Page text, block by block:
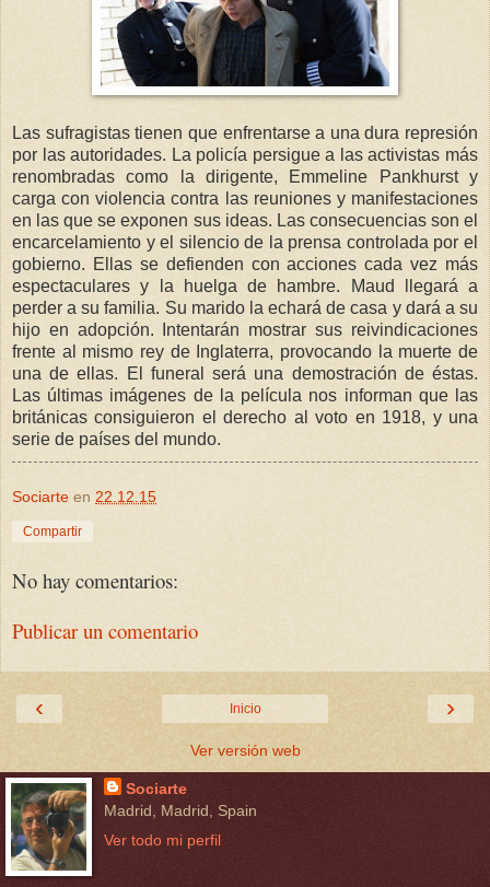
Las sufragistas tienen que enfrentarse a una dura represión
por las autoridades. La policía persigue a las activistas más
renombradas como la dirigente, Emmeline Pankhurst y
carga con violencia contra las reuniones y manifestaciones
en las que se exponen sus ideas. Las consecuencias son el
encarcelamiento y el silencio de la prensa controlada por el
gobierno. Ellas se defienden con acciones cada vez más
espectaculares y la huelga de hambre. Maud llegará a
perder a su familia. Su marido la echará de casa y dará a su
hijo en adopción. Intentarán mostrar sus reivindicaciones
frente al mismo rey de Inglaterra, provocando la muerte de
una de ellas. El funeral será una demostración de éstas.
Las últimas imágenes de la película nos informan que las
británicas consiguieron el derecho al voto en 1918, y una
serie de países del mundo.
Sociarte en 22.12.15
Compartir
No hay comentarios:
Publicar un comentario
‹ ›
Inicio
Ver versión web
Sociarte
Madrid, Madrid, Spain
Ver todo mi perfil